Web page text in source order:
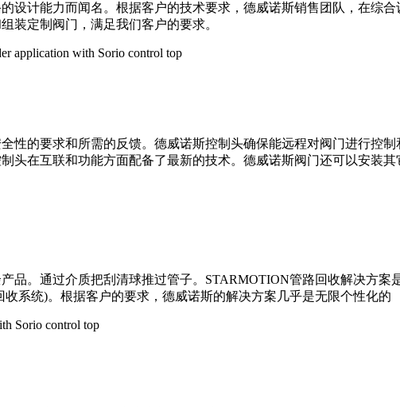
设计能力而闻名。根据客户的技术要求，德威诺斯销售团队，在综
装定制阀门，满足我们客户的要求。
性的要求和所需的反馈。德威诺斯控制头确保能远程对阀门进行控
头在互联和功能方面配备了最新的技术。德威诺斯阀门还可以安装其
品。通过介质把刮清球推过管子。STARMOTION管路回收解决方
系统)。根据客户的要求，德威诺斯的解决方案几乎是无限个性化的